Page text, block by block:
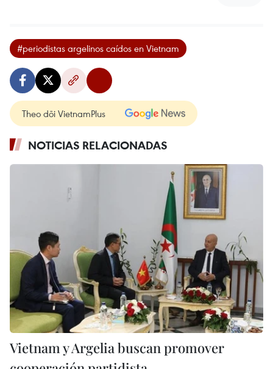
#periodistas argelinos caídos en Vietnam
Theo dõi VietnamPlus
NOTICIAS RELACIONADAS
Vietnam y Argelia buscan promover